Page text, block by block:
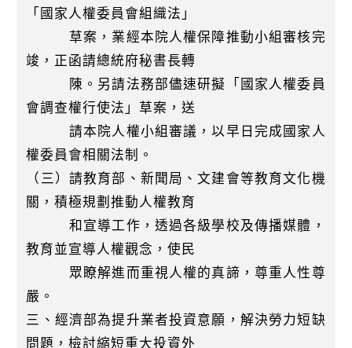
「國家人權委員會組織法」
草案，業經本院人權保障推動小組審核完
竣，正函請總統府秘書長轉
陳。另請法務部儘速研擬「國家人權委員
會調查權行使法」草案，送
請本院人權小組審議，以早日完成國家人
權委員會相關法制。
（三）請教育部、新聞局、文建會等教育文化機
關，積極規劃推動人權教育
和宣導工作，透過各級學校及傳播媒體，
教育並宣導人權觀念，使民
眾瞭解進而重視人權的真諦，尊重人性尊
嚴。
三、經濟部為提升業者投資意願，解決勞力短缺
問題，檢討縮短重大投資外